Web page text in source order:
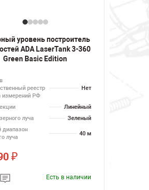
уровень построитель
ADA LaserTank 3-360
Green Basic Edition
реестр
измерений РФ
Нет
Линейный
луча
Зеленый
диапазон
луча
40 м
₽
Есть в наличии